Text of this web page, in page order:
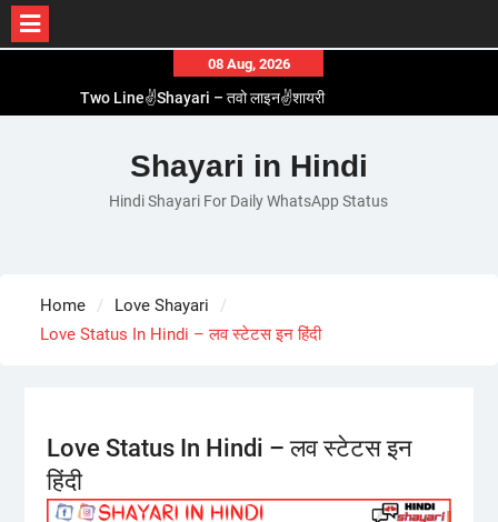
content
08 Aug, 2026
Two Line✌️Shayari – तवो लाइन✌️शायरी
Romantic Love😽Status – रोमांटिक लव😽स्टेटस
Love🥳Poetry In Hindi – लव🥳पोएट्री इन हिंदी
1 Line☝️Shayari In Hindi – १ लाइन☝️शायरी इन हिंदी
Shayari in Hindi
Hindi Shayari For Daily WhatsApp Status
Home
Love Shayari
Love Status In Hindi – लव स्टेटस इन हिंदी
Love Status In Hindi – लव स्टेटस इन
हिंदी